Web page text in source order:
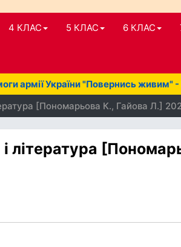
4 КЛАС 5 КЛАС 6 КЛАС
армії України "Повернись живим"
[Пономарьова К., Гайова Л.]
література